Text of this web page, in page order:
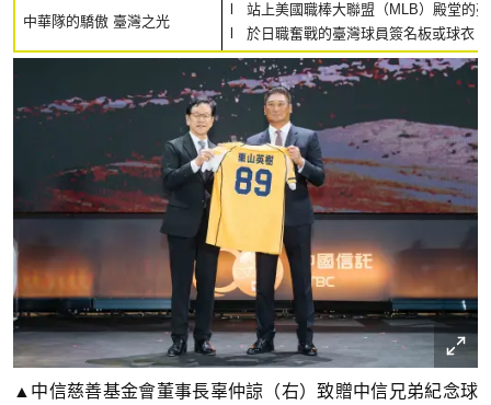
中華隊的驕傲 臺灣之光
l 站上美國職棒大聯盟（MLB）殿堂的
l 於日職奮戰的臺灣球員簽名板或球衣
▲中信慈善基金會董事長辜仲諒（右）致贈中信兄弟紀念球